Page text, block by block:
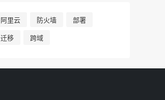
阿里云 防火墙
部署
迁移
跨域